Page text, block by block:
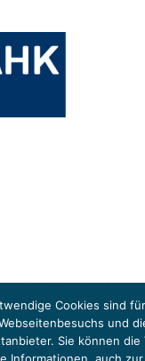
Bundesministeriums für
Cookies sind
und
Sie können